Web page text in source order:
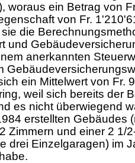
woraus ein Betrag von
von Fr.
die
und
anerkannten
ein Mittelwert von Fr.
weil sich bereits der
es nicht überwiegend
erstellten Gebäudes
Zimmern und einer 2 1/
drei Einzelgaragen) im